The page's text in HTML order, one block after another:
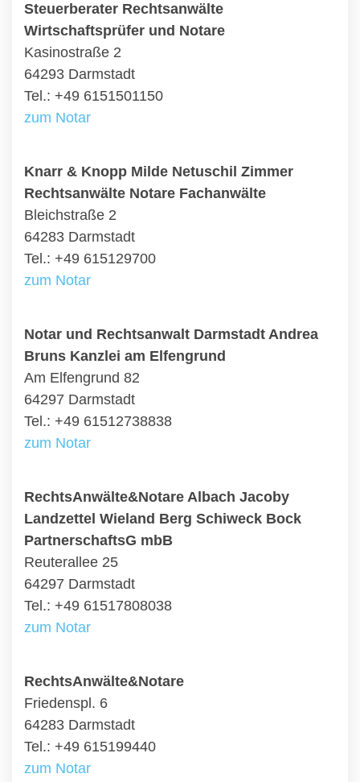
Steuerberater Rechtsanwälte
Wirtschaftsprüfer und Notare
Kasinostraße 2
64293 Darmstadt
Tel.: +49 6151501150
zum Notar
Knarr & Knopp Milde Netuschil Zimmer
Rechtsanwälte Notare Fachanwälte
Bleichstraße 2
64283 Darmstadt
Tel.: +49 615129700
zum Notar
Notar und Rechtsanwalt Darmstadt Andrea
Bruns Kanzlei am Elfengrund
Am Elfengrund 82
64297 Darmstadt
Tel.: +49 61512738838
zum Notar
RechtsAnwälte&Notare Albach Jacoby
Landzettel Wieland Berg Schiweck Bock
PartnerschaftsG mbB
Reuterallee 25
64297 Darmstadt
Tel.: +49 61517808038
zum Notar
RechtsAnwälte&Notare
Friedenspl. 6
64283 Darmstadt
Tel.: +49 615199440
zum Notar